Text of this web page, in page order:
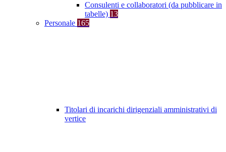
Consulenti e collaboratori (da pubblicare in
tabelle) 13
Personale 165
Titolari di incarichi dirigenziali amministrativi di
vertice